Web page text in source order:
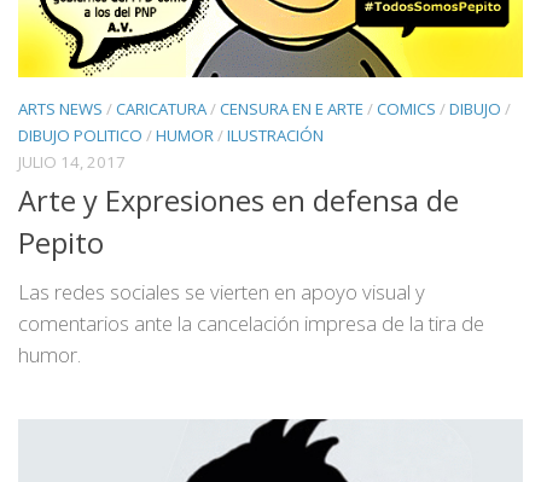
ARTS NEWS /CARICATURA/CENSURA EN E ARTE /COMICS /DIBUJO /
DIBUJO POLITICO /HUMOR/ILUSTRACIÓN
JULIO 14, 2017
Arte y Expresiones en defensa de
Pepito
Las redes sociales se vierten en apoyo visual y
comentarios ante la cancelación impresa de la tira de
humor.